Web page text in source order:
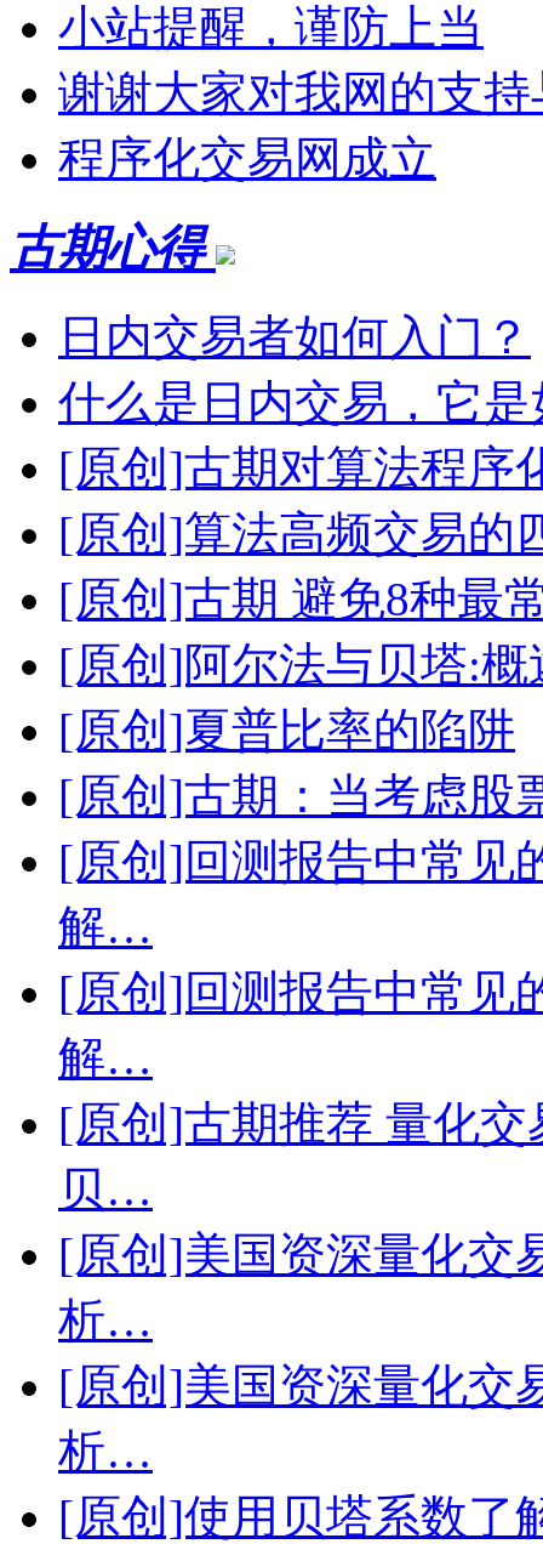
小站提醒，谨防上当
谢谢大家对我网的支
程序化交易网成立
古期心得
日内交易者如何入门？
什么是日内交易，它
[原创]古期对算法程序
[原创]算法高频交易的
[原创]古期 避免8种最
[原创]阿尔法与贝塔:概
[原创]夏普比率的陷阱
[原创]古期：当考虑股
[原创]回测报告中常见
解…
[原创]回测报告中常见
解…
[原创]古期推荐 量化
贝…
[原创]美国资深量化交
析…
[原创]美国资深量化交
析…
[原创]使用贝塔系数了